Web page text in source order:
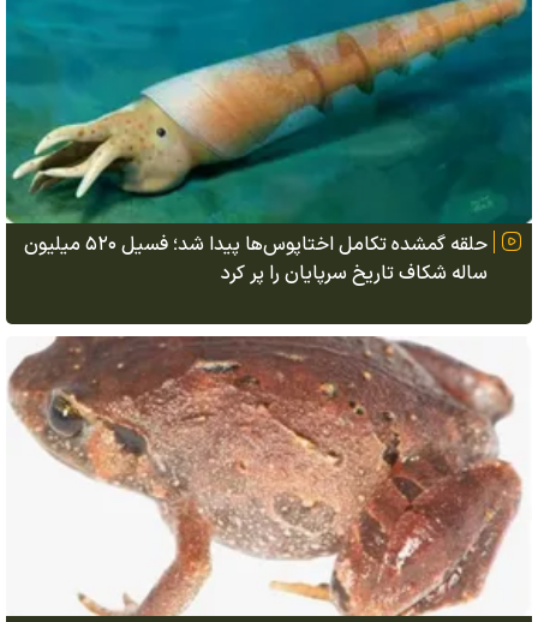
حلقه گمشده تکامل اختاپوس‌ها پیدا شد؛ فسیل ۵۲۰ میلیون
ساله شکاف تاریخ سرپایان را پر کرد